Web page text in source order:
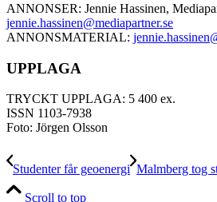
ANNONSER: Jennie Hassinen,
jennie.hassinen@mediapartner.se
ANNONSMATERIAL:
UPPLAGA
TRYCKT UPPLAGA: 5 400 ex.
ISSN 1103-7938
Foto: Jörgen Olsson
Studenter får geoenergi Malmberg tog
Scroll to top